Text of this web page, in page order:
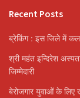
Recent Posts
ब्रेकिंग : इस जिले में
श्री महंत इन्दिरेश
जिम्मेदारी
बेरोजगार युवाओं के लिए